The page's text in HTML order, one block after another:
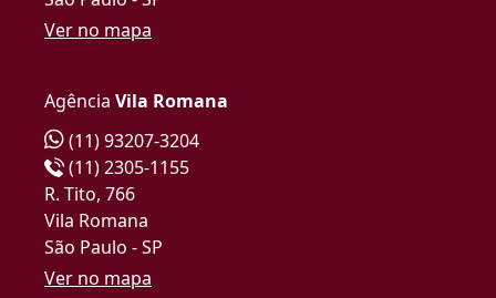
Ver no mapa
Agência Vila Romana
(11) 93207-3204
(11) 2305-1155
R. Tito, 766
Vila Romana
São Paulo - SP
Ver no mapa